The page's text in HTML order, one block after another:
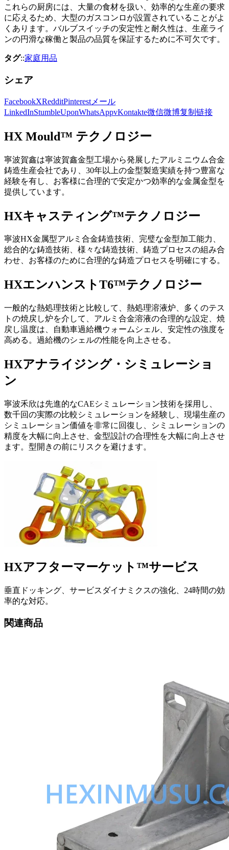
これらの厨房には、大量の食材を扱い、効率的な生産の要求
に応えるため、大型のガスコンロが設置されていることがよ
くあります。バルブスイッチの安定性と耐久性は、生産ライ
ンの円滑な稼働と製品の品質を保証するために不可欠です。
タグ::家庭用品
シェア
FacebookXRedditPinterest メール
LinkedInStumbleUponWhatsAppvKontakte微信微博复制链接
HX Mould™ テクノロジー
寧波賀鑫は寧波賀鑫金型工場から発展したアルミニウム合金
鋳造生産会社であり、30年以上の金型製造実績を持つ豊富な
経験を有し、お客様に合理的で安定かつ効率的な金属金型を
提供しています。
HXキャスティング™テクノロジー
寧波HX金属型アルミ合金鋳造技術、完璧な金型加工能力、
総合的な鋳造技術、様々な鋳造技術、鋳造プロセスの組み合
わせ、お客様のために合理的な鋳造プロセスを明確にする。
HXエンハンストT6™テクノロジー
一般的な熱処理技術と比較して、熱処理溶液炉、多くのテス
トの焼戻し炉を介して、アルミ合金溶液の合理的な設定、焼
戻し温度は、自動車過給機ウォームシェル、安定性の強度を
高める。過給機のシェルの性能を向上させる。
HXアナライジング・シミュレーショ
ン
寧波禾欣は先進的なCAEシミュレーション技術を採用し、
数千回の実際の比較シミュレーションを経験し、現場生産の
シミュレーション価値を非常に回復し、シミュレーションの
精度を大幅に向上させ、金型設計の合理性を大幅に向上させ
ます。型開きの前にリスクを避けます。
HXアフターマーケット™サービス
垂直ドッキング、サービスダイナミクスの強化、24時間の効
率的な対応。
関連商品